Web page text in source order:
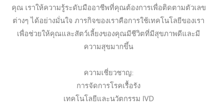
คุณ เราให้ความรู้ระดับมืออาชีพที่คุณต้องการเพื่อติดตามตัวเลข
ต่างๆ ได้อย่างมั่นใจ ภารกิจของเราคือการใช้เทคโนโลยีของเรา
เพื่อช่วยให้คุณและสัตว์เลี้ยงของคุณมีชีวิตที่มีสุขภาพดีและมี
ความสุขมากขึ้น
ความเชี่ยวชาญ:
การจัดการโรคเรื้อรัง
เทคโนโลยีและนวัตกรรม IVD